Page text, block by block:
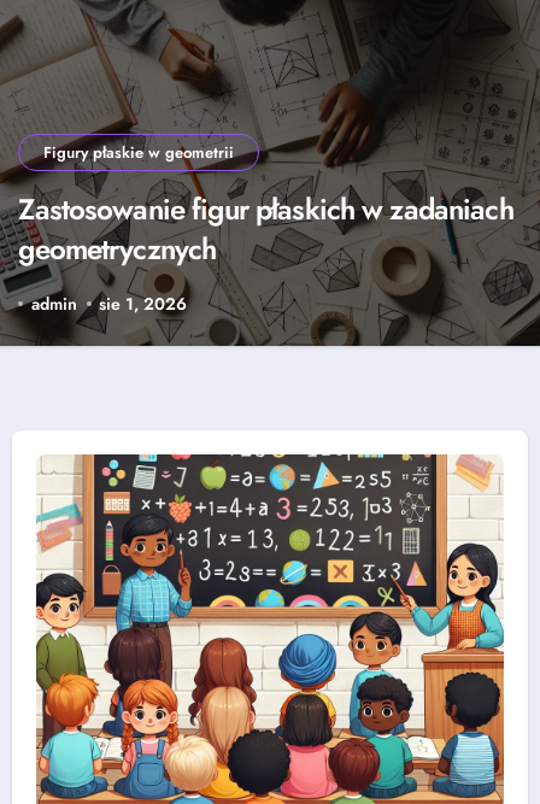
Figury płaskie w geometrii
Zastosowanie figur płaskich w zadaniach
geometrycznych
admin sie 1, 2026